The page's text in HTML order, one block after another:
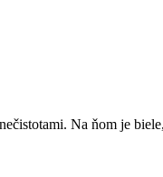
Na ňom je